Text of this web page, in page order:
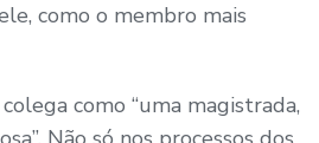
como o membro mais
como “uma magistrada,